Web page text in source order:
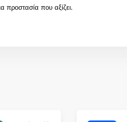
προστασία που αξίζει.